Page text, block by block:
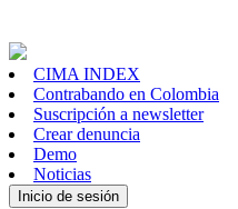
CIMA INDEX
Contrabando en Colombia
Suscripción a newsletter
Crear denuncia
Demo
Noticias
Inicio de sesión